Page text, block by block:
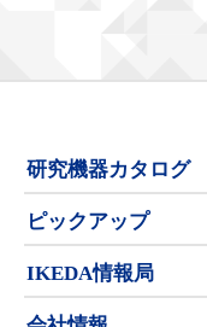
研究機器カタログ
ピックアップ
IKEDA情報局